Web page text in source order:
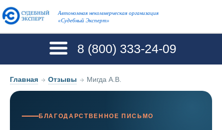
Автономная некоммерческая организация
«Судебный Эксперт»
8 (800) 333-24-09
Главная → Отзывы → Мигда А.В.
БЛАГОДАРСТВЕННОЕ ПИСЬМО